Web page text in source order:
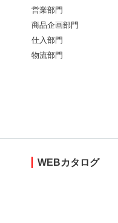
営業部門
商品企画部門
仕入部門
物流部門
WEBカタログ